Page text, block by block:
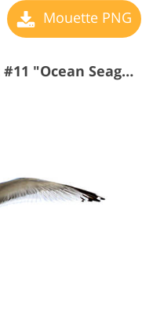
Mouette PNG
Mouette PNG Transparent #11 "Ocean Seagulls"